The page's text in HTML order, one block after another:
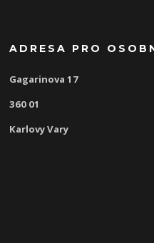
ADRESA PRO
Gagarinova 17
360 01
Karlovy Vary